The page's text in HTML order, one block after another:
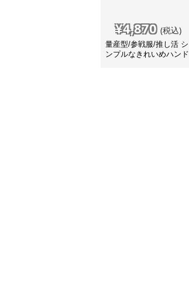
¥4,870 (税込)
量産型/参戦服/推し活 シ
ンプルなきれいめハンド